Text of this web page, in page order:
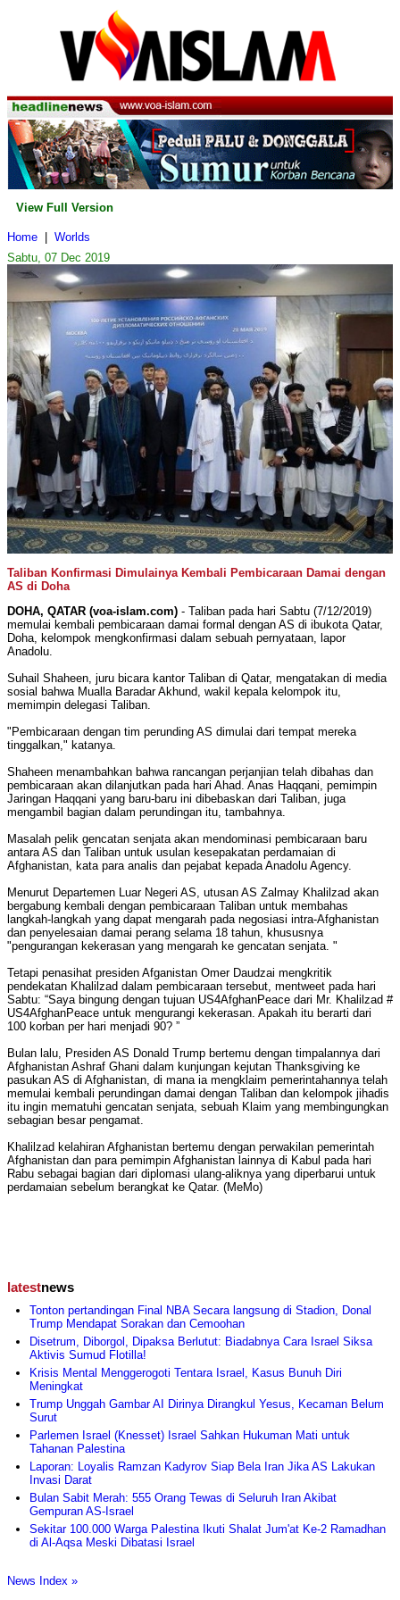
View Full Version
Home
Worlds
Sabtu, 07 Dec 2019
Taliban Konfirmasi Dimulainya Kembali Pembicaraan Damai dengan
AS di Doha
DOHA, QATAR (voa-islam.com) - Taliban pada hari Sabtu (7/12/2019)
memulai kembali pembicaraan damai formal dengan AS di ibukota Qatar,
Doha, kelompok mengkonfirmasi dalam sebuah pernyataan, lapor
Anadolu.
Suhail Shaheen, juru bicara kantor Taliban di Qatar, mengatakan di media
sosial bahwa Mualla Baradar Akhund, wakil kepala kelompok itu,
memimpin delegasi Taliban.
"Pembicaraan dengan tim perunding AS dimulai dari tempat mereka
tinggalkan," katanya.
Shaheen menambahkan bahwa rancangan perjanjian telah dibahas dan
pembicaraan akan dilanjutkan pada hari Ahad. Anas Haqqani, pemimpin
Jaringan Haqqani yang baru-baru ini dibebaskan dari Taliban, juga
mengambil bagian dalam perundingan itu, tambahnya.
Masalah pelik gencatan senjata akan mendominasi pembicaraan baru
antara AS dan Taliban untuk usulan kesepakatan perdamaian di
Afghanistan, kata para analis dan pejabat kepada Anadolu Agency.
Menurut Departemen Luar Negeri AS, utusan AS Zalmay Khalilzad akan
bergabung kembali dengan pembicaraan Taliban untuk membahas
langkah-langkah yang dapat mengarah pada negosiasi intra-Afghanistan
dan penyelesaian damai perang selama 18 tahun, khususnya
"pengurangan kekerasan yang mengarah ke gencatan senjata. "
Tetapi penasihat presiden Afganistan Omer Daudzai mengkritik
pendekatan Khalilzad dalam pembicaraan tersebut, mentweet pada hari
Sabtu: “Saya bingung dengan tujuan US4AfghanPeace dari Mr. Khalilzad #
US4AfghanPeace untuk mengurangi kekerasan. Apakah itu berarti dari
100 korban per hari menjadi 90? ”
Bulan lalu, Presiden AS Donald Trump bertemu dengan timpalannya dari
Afghanistan Ashraf Ghani dalam kunjungan kejutan Thanksgiving ke
pasukan AS di Afghanistan, di mana ia mengklaim pemerintahannya telah
memulai kembali perundingan damai dengan Taliban dan kelompok jihadis
itu ingin mematuhi gencatan senjata, sebuah Klaim yang membingungkan
sebagian besar pengamat.
Khalilzad kelahiran Afghanistan bertemu dengan perwakilan pemerintah
Afghanistan dan para pemimpin Afghanistan lainnya di Kabul pada hari
Rabu sebagai bagian dari diplomasi ulang-aliknya yang diperbarui untuk
perdamaian sebelum berangkat ke Qatar. (MeMo)
latestnews
Tonton pertandingan Final NBA Secara langsung di Stadion, Donal
Trump Mendapat Sorakan dan Cemoohan
Disetrum, Diborgol, Dipaksa Berlutut: Biadabnya Cara Israel Siksa
Aktivis Sumud Flotilla!
Krisis Mental Menggerogoti Tentara Israel, Kasus Bunuh Diri
Meningkat
Trump Unggah Gambar AI Dirinya Dirangkul Yesus, Kecaman Belum
Surut
Parlemen Israel (Knesset) Israel Sahkan Hukuman Mati untuk
Tahanan Palestina
Laporan: Loyalis Ramzan Kadyrov Siap Bela Iran Jika AS Lakukan
Invasi Darat
Bulan Sabit Merah: 555 Orang Tewas di Seluruh Iran Akibat
Gempuran AS-Israel
Sekitar 100.000 Warga Palestina Ikuti Shalat Jum'at Ke-2 Ramadhan
di Al-Aqsa Meski Dibatasi Israel
News Index »